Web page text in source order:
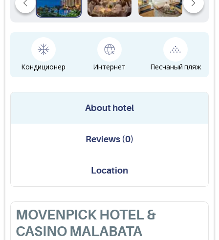
Кондиционер Интернет Песчаный пляж
About hotel
Reviews(0)
Location
MOVENPICK HOTEL &
CASINO MALABATA